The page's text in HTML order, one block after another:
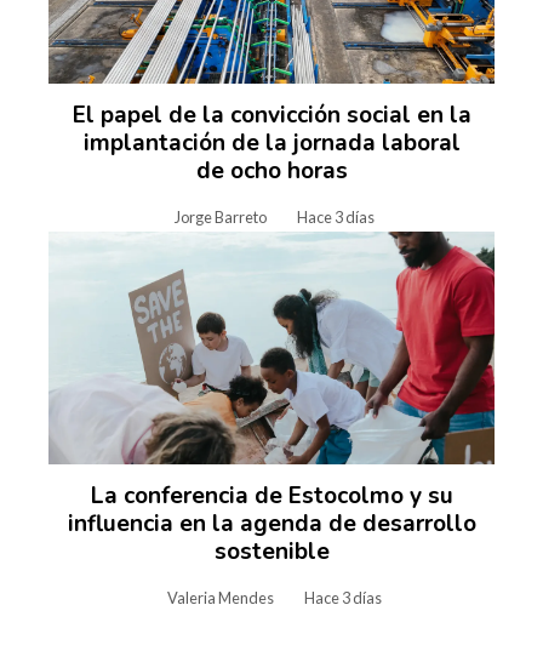
El papel de la convicción social en la
implantación de la jornada laboral
de ocho horas
Jorge Barreto Hace 3 días
La conferencia de Estocolmo y su
influencia en la agenda de desarrollo
sostenible
Valeria Mendes Hace 3 días